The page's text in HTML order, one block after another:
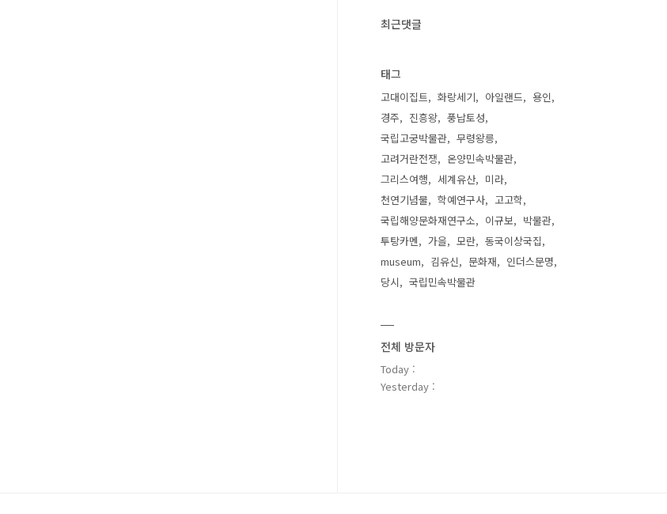
최근댓글
태그
고대이집트 화랑세기 아일랜드
용인
경주
진흥왕
풍납토성
국립고궁박물관
무령왕릉
고려거란전쟁
온양민속박물관
그리스여행
세계유산
미라
천연기념물
학예연구사
고고학
국립해양문화재연구소
이규보
박물관
투탕카멘
가을 모란
동국이상국집
museum
김유신 문화재
인더스문명
당시
국립민속박물관
전체 방문자
Today :
Yesterday :